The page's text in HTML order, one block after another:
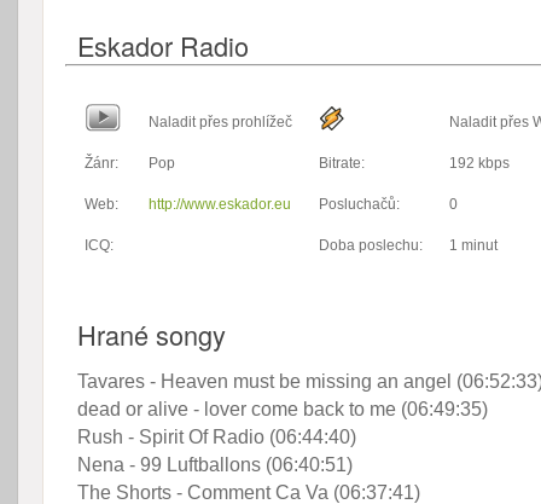
Eskador Radio
Naladit přes prohlížeč Naladit přes
Žánr: Pop Bitrate: 192 kbps
Web: http://www.eskador.eu Posluchačů: 0
ICQ: Doba poslechu: 1 minut
Hrané songy
Tavares - Heaven must be missing an angel
dead or alive - lover come back to me (06:49:35)
Rush - Spirit Of Radio (06:44:40)
Nena - 99 Luftballons (06:40:51)
The Shorts - Comment Ca Va (06:37:41)